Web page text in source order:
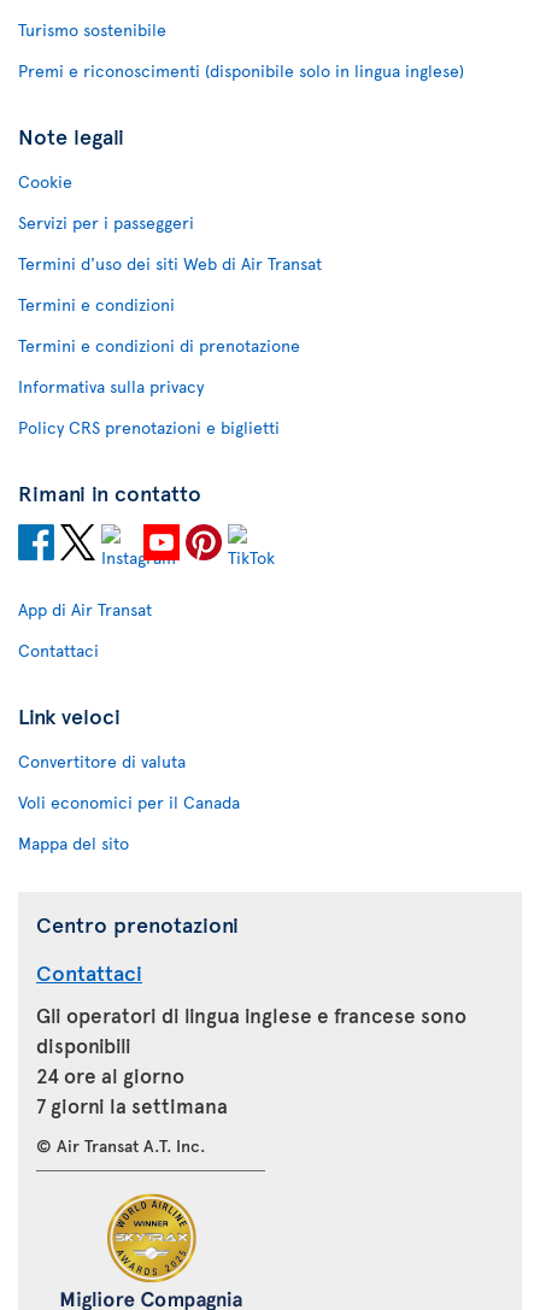
Turismo sostenibile
Premi e riconoscimenti (disponibile solo in lingua inglese)
Note legali
Cookie
Servizi per i passeggeri
Termini d'uso dei siti Web di Air Transat
Termini e condizioni
Termini e condizioni di prenotazione
Informativa sulla privacy
Policy CRS prenotazioni e biglietti
Rimani in contatto
App di Air Transat
Contattaci
Link veloci
Convertitore di valuta
Voli economici per il Canada
Mappa del sito
Centro prenotazioni
Contattaci
Gli operatori di lingua inglese e francese sono
disponibili
24 ore al giorno
7 giorni la settimana
© Air Transat A.T. Inc.